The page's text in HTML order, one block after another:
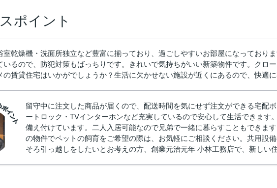
ポイント
室乾燥機・洗面所独立など豊富に揃っており、過ごしやすいお部屋になっており
いるので、防犯対策もばっちりです。きれいで気持ちがいい新築物件です。クロ
の賃貸住宅はいかがでしょうか？生活に欠かせない施設が近くにあるので、快適
留守中に注文した商品が届くので、配送時間を気にせず注文ができる宅配
ートロック・TVインターホンなど充実しているので安心して生活できま
備え付けています。二人入居可能なので兄弟で一緒に暮らすこともできま
の物件でペットの飼育をご希望の際は、お気軽にご相談ください。共用設
そろ引っ越しをしたいとお考えの方、創業元治元年 小林工務店で、新しい